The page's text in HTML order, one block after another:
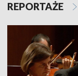
REPORTAŻE